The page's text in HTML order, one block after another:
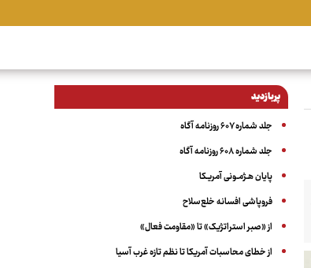
پربازدید
جلد شماره ۶۰۷ روزنامه آگاه
جلد شماره ۶۰۸ روزنامه آگاه
پایان هـژمـونی آمریـکا
فروپاشی افسانه خلع‌سلاح
از «صبر استراتژیک» تا «مقاومت فعال»
از خطای محاسبات آمریکا تا نظم تازه غرب آسیا